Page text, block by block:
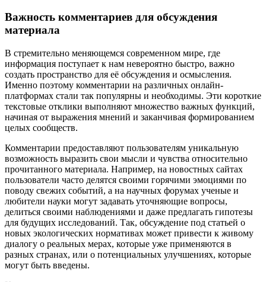
Важность комментариев для обсуждения
материала
В стремительно меняющемся современном мире, где
информация поступает к нам невероятно быстро, важно
создать пространство для её обсуждения и осмысления.
Именно поэтому комментарии на различных онлайн-
платформах стали так популярны и необходимы. Эти короткие
текстовые отклики выполняют множество важных функций,
начиная от выражения мнений и заканчивая формированием
целых сообществ.
Комментарии предоставляют пользователям уникальную
возможность выразить свои мысли и чувства относительно
прочитанного материала. Например, на новостных сайтах
пользователи часто делятся своими горячими эмоциями по
поводу свежих событий, а на научных форумах ученые и
любители науки могут задавать уточняющие вопросы,
делиться своими наблюдениями и даже предлагать гипотезы
для будущих исследований. Так, обсуждение под статьей о
новых экологических нормативах может привести к живому
диалогу о реальных мерах, которые уже применяются в
разных странах, или о потенциальных улучшениях, которые
могут быть введены.